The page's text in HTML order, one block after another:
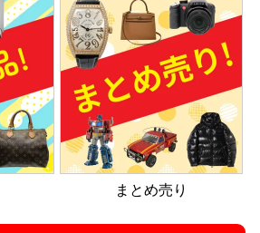
まとめ売り